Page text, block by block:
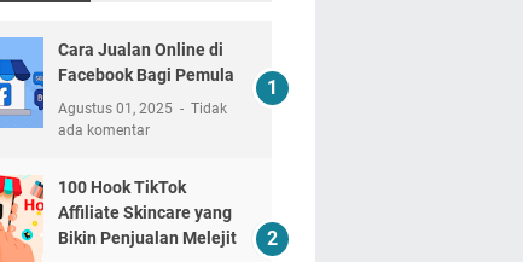
Cara Jualan Online di
Facebook Bagi Pemula
Agustus 01, 2025
Tidak
ada komentar
100 Hook TikTok
Affiliate Skincare yang
Bikin Penjualan Melejit